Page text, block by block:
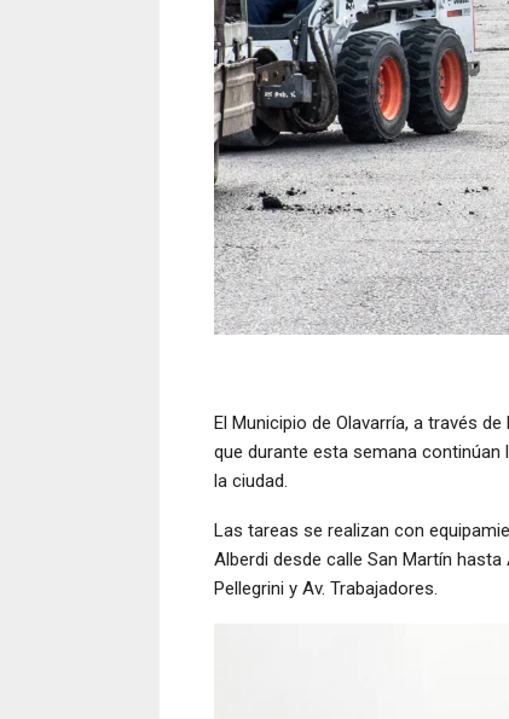
El Municipio de Olavarría, a través
que durante esta semana
la ciudad.
Las tareas se realizan con
Alberdi desde calle San Martín hasta
Pellegrini y Av. Trabajadores.